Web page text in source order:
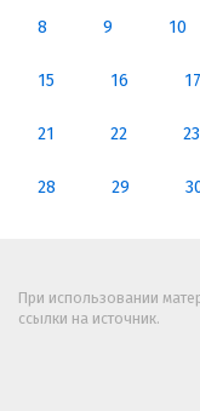
8 9 10
15 16 17
21 22 23
28 29
При использовании
ссылки на источник.